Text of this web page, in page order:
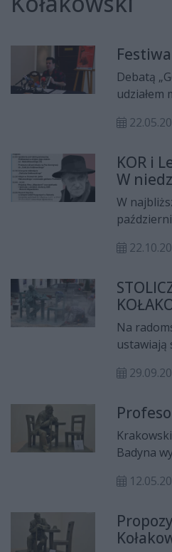
Debatą
udziałem
i
się
Radomski
KOR i
W
W
Leszka
Na
ustawiają
urodzin
z
Badyna
prof.
spośród